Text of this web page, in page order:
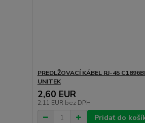
PREDLŽOVACÍ KÁBEL RJ-45
UNITEK
2,60 EUR
2,11 EUR bez DPH
Pridať do